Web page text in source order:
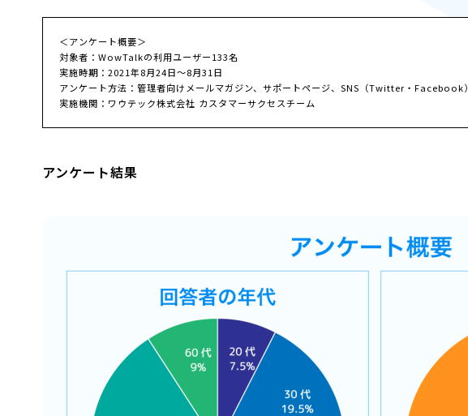
＜アンケート概要＞
対象者：WowTalkの利用ユーザー133名
実施時期：2021年8月24日〜8月31日
アンケート方法：管理者向けメールマガジン、サポートページ、SNS（Twitter・Facebook）
実施機関：ワウテック株式会社 カスタマーサクセスチーム
アンケート結果